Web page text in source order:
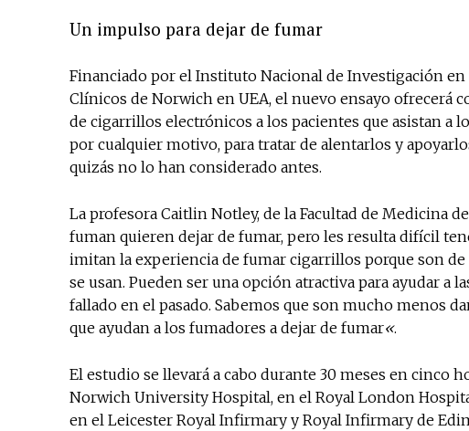
Un impulso para dejar de fumar
Financiado por el Instituto Nacional de Investigación en
Clínicos de Norwich en UEA, el nuevo ensayo ofrecerá
de cigarrillos electrónicos a los pacientes que asistan a
por cualquier motivo, para tratar de alentarlos y
quizás no lo han considerado antes.
La profesora Caitlin Notley, de la Facultad de Medicina
fuman quieren dejar de fumar, pero les resulta difícil
imitan la experiencia de fumar cigarrillos porque son
se usan. Pueden ser una opción atractiva para ayudar a
fallado en el pasado. Sabemos que son mucho menos
que ayudan a los fumadores a dejar de fumar«.
El estudio se llevará a cabo durante 30 meses en cinco
Norwich University Hospital, en el Royal London
en el Leicester Royal Infirmary y Royal Infirmary de